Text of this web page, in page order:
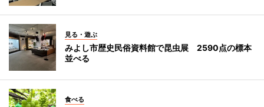
見る・遊ぶ
みよし市歴史民俗資料館で昆虫展 2590点の標本
並べる
食べる